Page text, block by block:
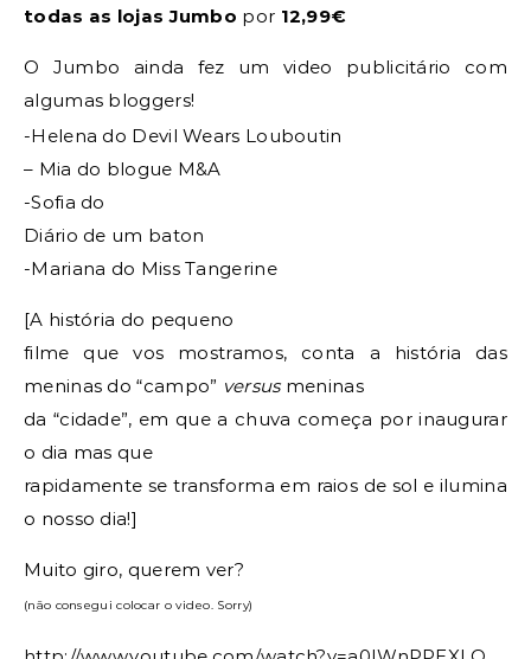
todas as lojas Jumbo por 12,99€
O Jumbo ainda fez um video publicitário com
algumas bloggers!
-Helena do Devil Wears Louboutin
– Mia do blogue M&A
-Sofia do
Diário de um baton
-Mariana do Miss Tangerine
[A história do pequeno
filme que vos mostramos, conta a história das
meninas do “campo” versus meninas
da “cidade”, em que a chuva começa por inaugurar
o dia mas que
rapidamente se transforma em raios de sol e ilumina
o nosso dia!]
Muito giro, querem ver?
(não consegui colocar o video. Sorry)